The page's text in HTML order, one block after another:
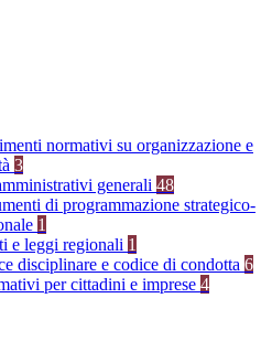
normativi su organizzazione e
3
generali 48
di programmazione strategico-
1
e leggi regionali 1
disciplinare e codice di condotta 6
per cittadini e imprese 4